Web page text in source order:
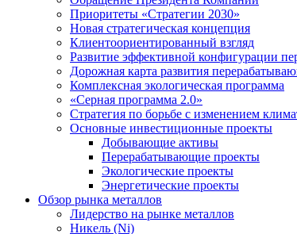
Приоритеты «Стратегии 2030»
Новая стратегическая концепция
Клиентоориентированный взгляд
Развитие эффективной конфигурации
Дорожная карта развития
Комплексная экологическая программа
«Серная программа 2.0»
Стратегия по борьбе с изменением
Основные инвестиционные проекты
Добывающие активы
Перерабатывающие проекты
Экологические проекты
Энергетические проекты
Обзор рынка металлов
Лидерство на рынке металлов
Никель (Ni)